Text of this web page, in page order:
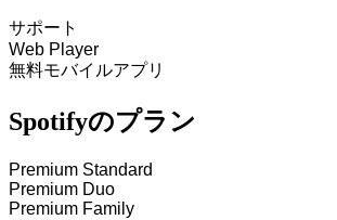
サポート
Web Player
無料モバイルアプリ
Spotifyのプラン
Premium Standard
Premium Duo
Premium Family